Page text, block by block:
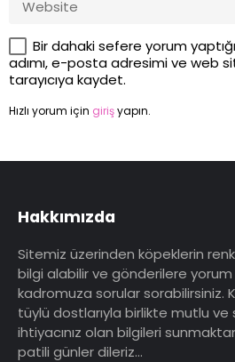
Bir dahaki sefere yorum
adımı, e-posta adresimi ve web
tarayıcıya kaydet.
Hızlı yorum için girişyapın.
Hakkımızda
Sitemiz üzerinden köpeklerin renkli
bilgi alabilir ve gönderilere
kadromuza sorular sorabilirsiniz.
tüylü dostlarıyla birlikte mutlu ve
ihtiyacınız olan bilgileri
patili günler dileriz…